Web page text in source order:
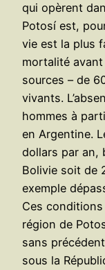
qui opèrent
Potosí est,
vie est la plus
mortalité avant
sources – de
vivants.
hommes à
en Argentine.
dollars par an,
Bolivie soit de
exemple
Ces conditions
région de
sans
sous la